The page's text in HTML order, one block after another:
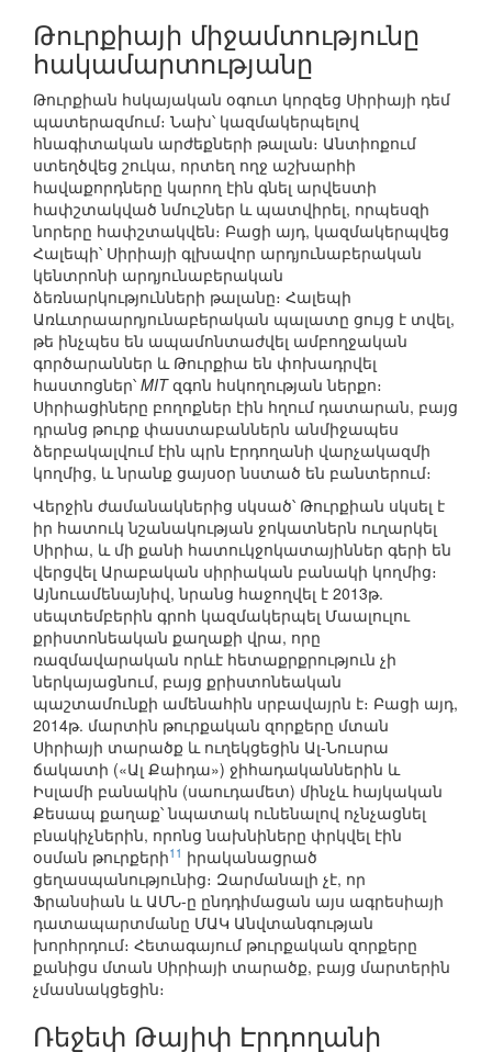
Թուրքիայի միջամտությունը
հակամարտությանը
Թուրքիան հսկայական օգուտ կորզեց Սիրիայի դեմ
պատերազմում։ Նախ՝ կազմակերպելով
հնագիտական արժեքների թալան։ Անտիոքում
ստեղծվեց շուկա, որտեղ ողջ աշխարհի
հավաքորդները կարող էին գնել արվեստի
հափշտակված նմուշներ և պատվիրել, որպեսզի
նորերը հափշտակվեն։ Բացի այդ, կազմակերպվեց
Հալեպի՝ Սիրիայի գլխավոր արդյունաբերական
կենտրոնի արդյունաբերական
ձեռնարկությունների թալանը։ Հալեպի
Առևտրաարդյունաբերական պալատը ցույց է տվել,
թե ինչպես են ապամոնտաժվել ամբողջական
գործարաններ և Թուրքիա են փոխադրվել
հաստոցներ՝ MITզգոն հսկողության ներքո։
Սիրիացիները բողոքներ էին հղում դատարան, բայց
դրանց թուրք փաստաբաններն անմիջապես
ձերբակալվում էին պրն Էրդողանի վարչակազմի
կողմից, և նրանք ցայսօր նստած են բանտերում։
Վերջին ժամանակներից սկսած՝ Թուրքիան սկսել է
իր հատուկ նշանակության ջոկատներն ուղարկել
Սիրիա, և մի քանի հատուկջոկատայիններ գերի են
վերցվել Արաբական սիրիական բանակի կողմից։
Այնուամենայնիվ, նրանց հաջողվել է 2013թ.
սեպտեմբերին գրոհ կազմակերպել Մաալուլու
քրիստոնեական քաղաքի վրա, որը
ռազմավարական որևէ հետաքրքրություն չի
ներկայացնում, բայց քրիստոնեական
պաշտամունքի ամենահին սրբավայրն է։ Բացի այդ,
2014թ. մարտին թուրքական զորքերը մտան
Սիրիայի տարածք և ուղեկցեցին Ալ-Նուսրա
ճակատի («Ալ Քաիդա») ջիհադականներին և
Իսլամի բանակին (սաուդամետ) մինչև հայկական
Քեսապ քաղաք՝ նպատակ ունենալով ոչնչացնել
բնակիչներին, որոնց նախնիները փրկվել էին
օսման թուրքերի11 իրականացրած
ցեղասպանությունից։ Զարմանալի չէ, որ
Ֆրանսիան և ԱՄՆ-ը ընդդիմացան այս ագրեսիայի
դատապարտմանը ՄԱԿ Անվտանգության
խորհրդում։ Հետագայում թուրքական զորքերը
քանիցս մտան Սիրիայի տարածք, բայց մարտերին
չմասնակցեցին։
Ռեջեփ Թայիփ Էրդողանի